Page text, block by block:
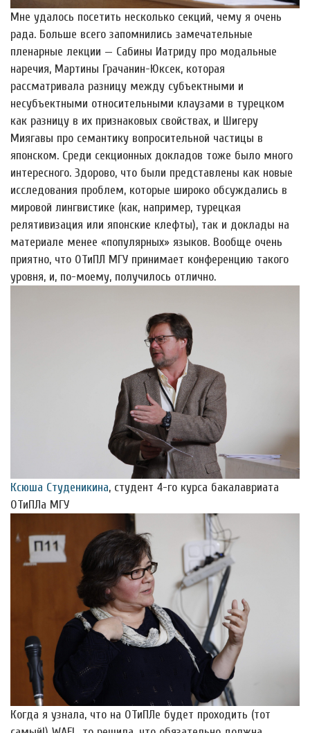
Мне удалось посетить несколько секций, чему я очень
рада. Больше всего запомнились замечательные
пленарные лекции — Сабины Иатриду про модальные
наречия, Мартины Грачанин-Юкcек, которая
рассматривала разницу между субъектными и
несубъектными относительными клаузами в турецком
как разницу в их признаковых свойствах, и Шигеру
Миягавы про семантику вопросительной частицы в
японском. Среди секционных докладов тоже было много
интересного. Здорово, что были представлены как новые
исследования проблем, которые широко обсуждались в
мировой лингвистике (как, например, турецкая
релятивизация или японские клефты), так и доклады на
материале менее «популярных» языков. Вообще очень
приятно, что ОТиПЛ МГУ принимает конференцию такого
уровня, и, по-моему, получилось отлично.
Ксюша Студеникина, студент 4-го курса бакалавриата
ОТиПЛа МГУ
Когда я узнала, что на ОТиПЛе будет проходить (тот